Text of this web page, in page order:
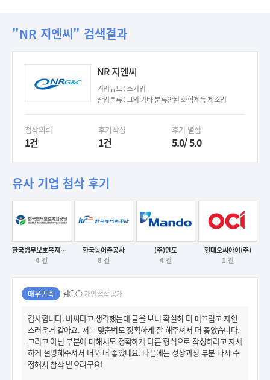
"NR 지엔씨" 검색결과
NR 지엔씨
기업규모 : 소기업
산업분류 : 그외 기타 분류안된 화학제품 제조업
첨삭의뢰
1건
후기작성
1건
후기 별점
5.0/ 5.0
유사 기업 첨삭 후기
후기보기
한국법무보호복지공단
4 건
후기보기
한국농어촌공사
8 건
후기보기
(주)만도
4 건
후기보기
현대오씨아이(주)
1 건
매우만족 김○○ 개인첨삭 공개
감사합니다. 비싸다고 생각했는데 글을 보니 확실히 더 매끄럽고 자연
스러운거 같아요. 저는 맞춤법도 정확하게 잘 해주셔서 더 좋았습니다.
그리고 아닌 부분에 대해서도 정확하게 다른 형식으로 작성하라고 자세
하게 설명해주셔서 더욱 더 좋았네요. 다음에는 성장과정 부분 다시 수
정해서 참삭 받으려구요!